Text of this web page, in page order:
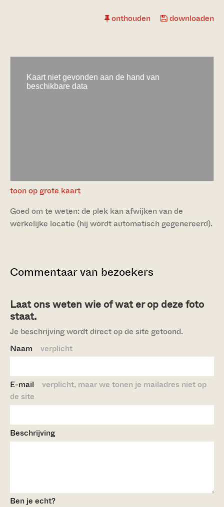
onthouden downloaden
toon op grote kaart
Goed om te weten: de plek kan afwijken van de
werkelijke locatie (hij wordt automatisch gegenereerd).
Commentaar van bezoekers
Laat ons weten wie of wat er op deze foto
staat.
Je beschrijving wordt direct op de site getoond.
Naam verplicht
E-mail verplicht, maar we tonen je mailadres niet op
de site
Beschrijving
Ben je echt?